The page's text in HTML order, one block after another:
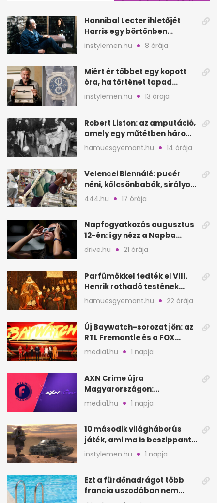
Hannibal Lecter ihletőjét
Harris egy börtönben
ismerte meg
instylemen.hu 8 órája
Miért ér többet egy kopott
óra, ha történet tapad
hozzá?
instylemen.hu 13 órája
Robert Liston: az amputáció,
amely egy műtétben három
életet követelt
hamuesgyemant.hu 14 órája
Velencei Biennálé: pucér
néni, kölcsönbabák, sirályok,
és kész a családi program
444.hu 17 órája
Napfogyatkozás augusztus
12-én: így nézz a Napba
biztonságosan
drive.hu 21 órája
Parfümökkel fedték el VIII.
Henrik rothadó testének
szagát
hamuesgyemant.hu 22 órája
Új Baywatch-sorozat jön: az
RTL Fremantle és a FOX
készíti
media1.hu 1 napja
AXN Crime újra
Magyarországon:
szeptembertől a Viasat Film
media1.hu 1 napja
10 második világháborús
játék, ami ma is beszippant
a képernyő elé
instylemen.hu 1 napja
Ezt a fürdőnadrágot több
francia uszodában nem